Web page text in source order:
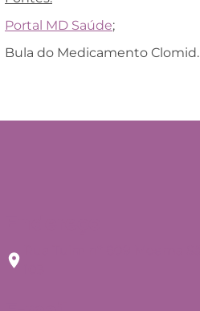
Portal MD Saúde;
Bula do Medicamento Clomid.